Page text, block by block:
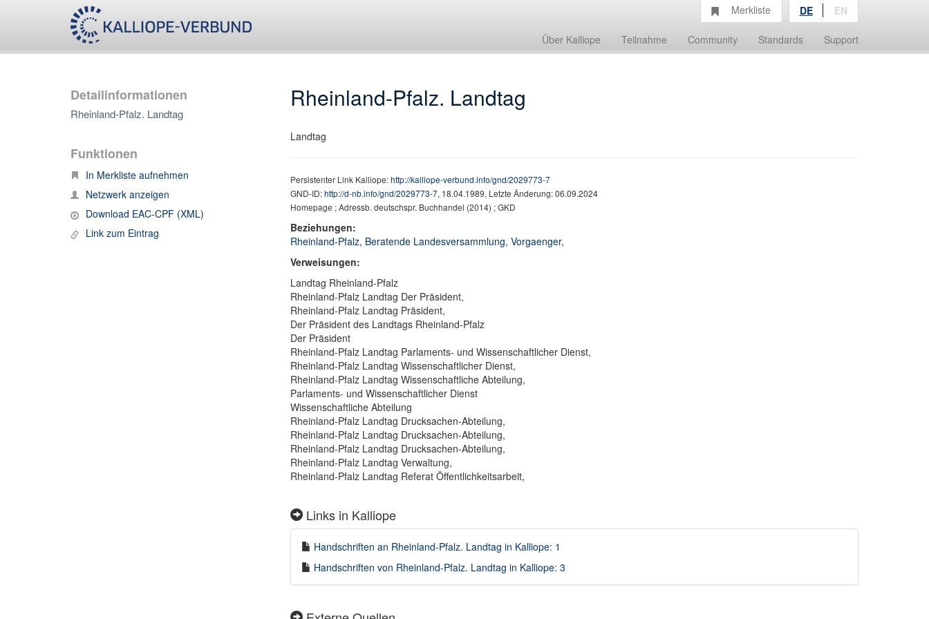
Über Kalliope Teilnahme Community Standards Support
Merkliste DE EN
Detailinformationen
Rheinland-Pfalz. Landtag
Funktionen
In Merkliste aufnehmen
Netzwerk anzeigen
Download EAC-CPF (XML)
Link zum Eintrag
Rheinland-Pfalz. Landtag
Landtag
Persistenter Link Kalliope:http://kalliope-verbund.info/gnd/2029773-7
GND-ID:http://d-nb.info/gnd/2029773-7, 18.04.1989, Letzte Änderung: 06.09.2024
Homepage ; Adressb. deutschspr. Buchhandel (2014) ; GKD
Beziehungen:
Rheinland-Pfalz, Beratende Landesversammlung, Vorgaenger,
Verweisungen:
Landtag Rheinland-Pfalz
Rheinland-Pfalz Landtag Der Präsident,
Rheinland-Pfalz Landtag Präsident,
Der Präsident des Landtags Rheinland-Pfalz
Der Präsident
Rheinland-Pfalz Landtag Parlaments- und Wissenschaftlicher Dienst,
Rheinland-Pfalz Landtag Wissenschaftlicher Dienst,
Rheinland-Pfalz Landtag Wissenschaftliche Abteilung,
Parlaments- und Wissenschaftlicher Dienst
Wissenschaftliche Abteilung
Rheinland-Pfalz Landtag Drucksachen-Abteilung,
Rheinland-Pfalz Landtag Drucksachen-Abteilung,
Rheinland-Pfalz Landtag Drucksachen-Abteilung,
Rheinland-Pfalz Landtag Verwaltung,
Rheinland-Pfalz Landtag Referat Öffentlichkeitsarbeit,
Links in Kalliope
Handschriften an Rheinland-Pfalz. Landtag in Kalliope: 1
Handschriften von Rheinland-Pfalz. Landtag in Kalliope: 3